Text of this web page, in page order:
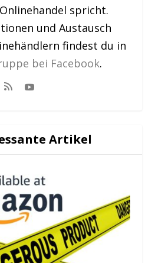
spricht.
und Austausch
findest du in
bei Facebook.
Artikel